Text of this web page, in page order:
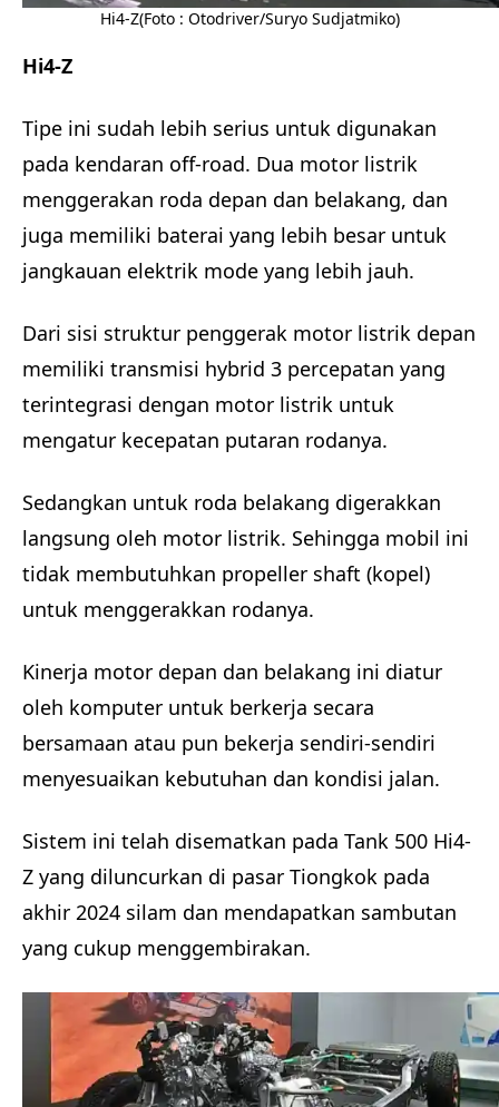
Hi4-Z(Foto : Otodriver/Suryo Sudjatmiko)
Hi4-Z
Tipe ini sudah lebih serius untuk digunakan
pada kendaran off-road. Dua motor listrik
menggerakan roda depan dan belakang, dan
juga memiliki baterai yang lebih besar untuk
jangkauan elektrik mode yang lebih jauh.
Dari sisi struktur penggerak motor listrik depan
memiliki transmisi hybrid 3 percepatan yang
terintegrasi dengan motor listrik untuk
mengatur kecepatan putaran rodanya.
Sedangkan untuk roda belakang digerakkan
langsung oleh motor listrik. Sehingga mobil ini
tidak membutuhkan propeller shaft (kopel)
untuk menggerakkan rodanya.
Kinerja motor depan dan belakang ini diatur
oleh komputer untuk berkerja secara
bersamaan atau pun bekerja sendiri-sendiri
menyesuaikan kebutuhan dan kondisi jalan.
Sistem ini telah disematkan pada Tank 500 Hi4-
Z yang diluncurkan di pasar Tiongkok pada
akhir 2024 silam dan mendapatkan sambutan
yang cukup menggembirakan.